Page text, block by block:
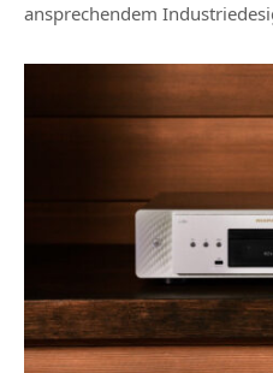
ansprechendem